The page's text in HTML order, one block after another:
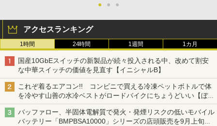
● ● ●
アクセスランキング
1時間 24時間 1週間 1カ月
国産10GbEスイッチの新製品が続々投入される中、改めて割安
な中華スイッチの価値を見直す【イニシャルB】
これぞ着るエアコン!! コンビニで買える冷凍ペットボトルで体
を冷やす山善の水冷ベストがロードバイクにちょうどいい【ぼっ
ち・ざ・ろーど！その14】【空いた時間でなにしてる？】
バッファロー、半固体電解質で発火・発煙リスクの低いモバイル
バッテリー「BMPBSA10000」シリーズの店頭販売を9月上旬に